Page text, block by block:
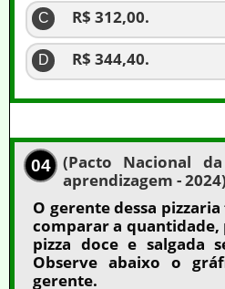
C R$ 312,00.
D R$ 344,40.
04
(Pacto Nacional
aprendizagem -
O gerente dessa
comparar a quantidade,
pizza doce e salgada
Observe abaixo o
gerente.